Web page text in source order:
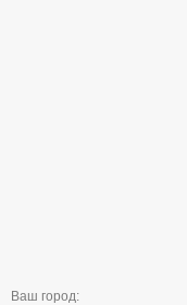
Ваш город: